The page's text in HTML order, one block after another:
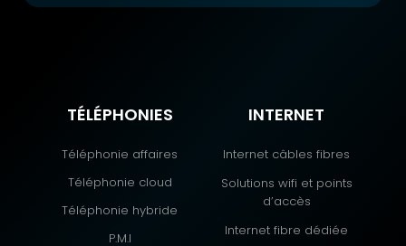
TÉLÉPHONIES
Téléphonie affaires
Téléphonie cloud
Téléphonie hybride
P.M.I
INTERNET
Internet câbles fibres
Solutions wifi et points
d’accès
Internet fibre dédiée